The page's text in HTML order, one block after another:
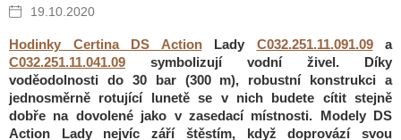
19.10.2020
Hodinky Certina DS ActionLady C032.251.11.091.09a
C032.251.11.041.09 symbolizují vodní živel. Díky
voděodolnosti do 30 bar (300 m), robustní konstrukci a
jednosměrně rotující lunetě se v nich budete cítit stejně
dobře na dovolené jako v zasedací místnosti. Modely DS
Action Lady nejvíc září štěstím, když doprovází svou